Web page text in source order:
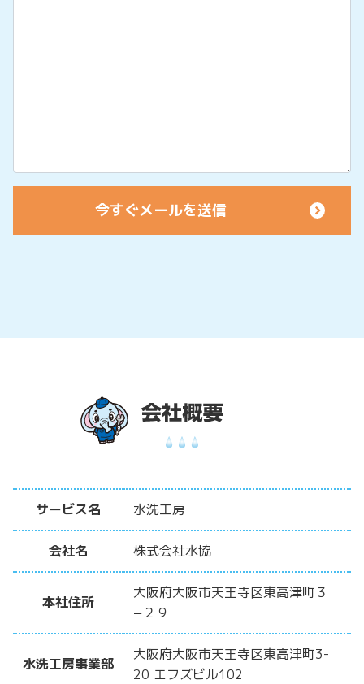
サービス名 水洗工房
会社名 株式会社水協
本社住所
大阪府大阪市天王寺区東高津町３
−２９
水洗工房事業部
大阪府大阪市天王寺区東高津町3-
20 エフズビル102